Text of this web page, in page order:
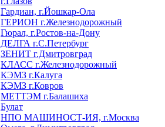
Гардиан, г.Йошкар-Ола
ГЕРИОН г.Железнодорожный
Гюрал, г.Ростов-на-Дону
ДЕЛГА г.С.Петербург
ЗЕНИТ г.Дмитровград
КЛАСС г.Железнодорожный
КЭМЗ г.Калуга
КЭМЗ г.Ковров
МЕТТЭМ г.Балашиха
Булат
НПО МАШИНОСТ-ИЯ, г.Москва